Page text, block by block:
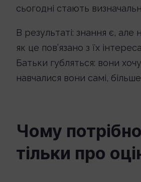
сьогодні стають
В результаті: знання є,
як це пов’язано з їх
Батьки губляться: вони
навчалися вони самі,
Чому
тільки про